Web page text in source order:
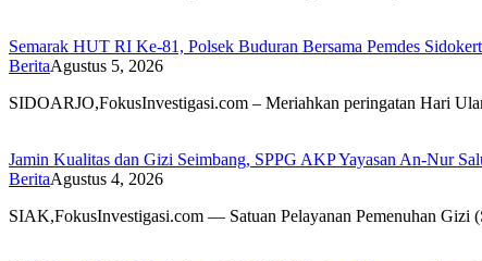
Semarak HUT RI Ke-81, Polsek Buduran Bersama Pemdes
BeritaAgustus 5, 2026
SIDOARJO,FokusInvestigasi.com – Meriahkan peringatan Hari
Jamin Kualitas dan Gizi Seimbang, SPPG AKP Yayasan An-Nur
BeritaAgustus 4, 2026
SIAK,FokusInvestigasi.com — Satuan Pelayanan Pemenuhan